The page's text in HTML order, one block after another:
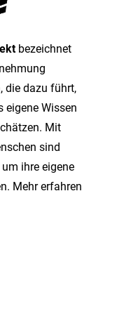
bezeichnet
die dazu führt,
eigene Wissen
Mit
sind
ihre eigene
Mehr erfahren